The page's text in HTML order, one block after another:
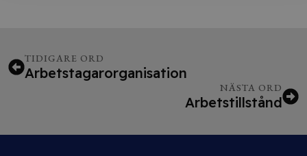
TIDIGARE ORD
Arbetstagarorganisation
NÄSTA ORD
Arbetstillstånd